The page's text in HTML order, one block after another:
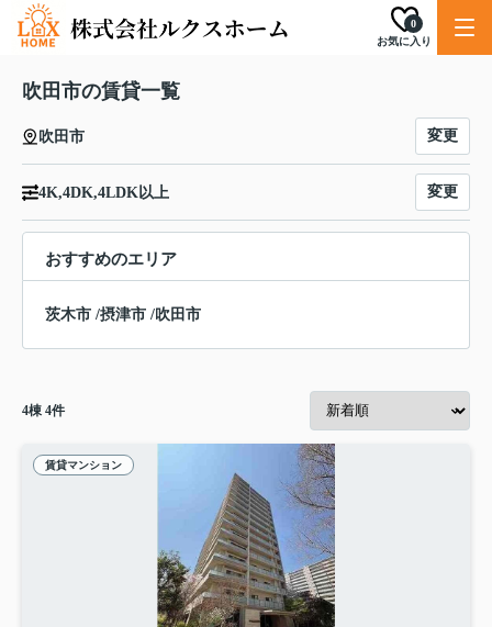
お気に入り
0
吹田市の賃貸一覧
吹田市 変更
4K,4DK,4LDK以上 変更
おすすめのエリア
茨木市 /摂津市 /吹田市
4棟 4件
賃貸マンション